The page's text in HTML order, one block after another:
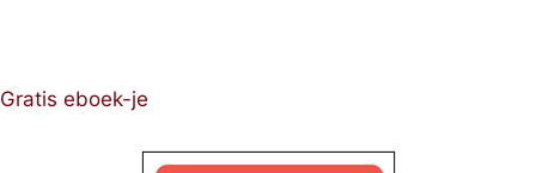
Gratis eboek-je